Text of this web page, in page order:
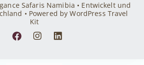
Safaris Namibia • Entwickelt und
• Powered by WordPress Travel
Kit